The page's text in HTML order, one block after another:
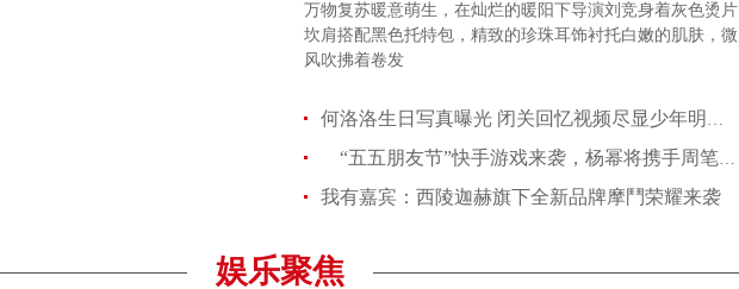
万物复苏暖意萌生，在灿烂的暖阳下导演刘竞身着灰色烫片
坎肩搭配黑色托特包，精致的珍珠耳饰衬托白嫩的肌肤，微
风吹拂着卷发
何洛洛生日写真曝光 闭关回忆视频尽显少年明朗锋刃
“五五朋友节”快手游戏来袭，杨幂将携手周笔畅带来好友欢乐开黑
我有嘉宾：西陵迦赫旗下全新品牌摩鬥荣耀来袭
娱乐聚焦
李秀满总制作人出席第二届世界文化产业论坛，并发